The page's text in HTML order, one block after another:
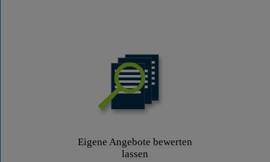
Eigene Angebote bewerten
lassen